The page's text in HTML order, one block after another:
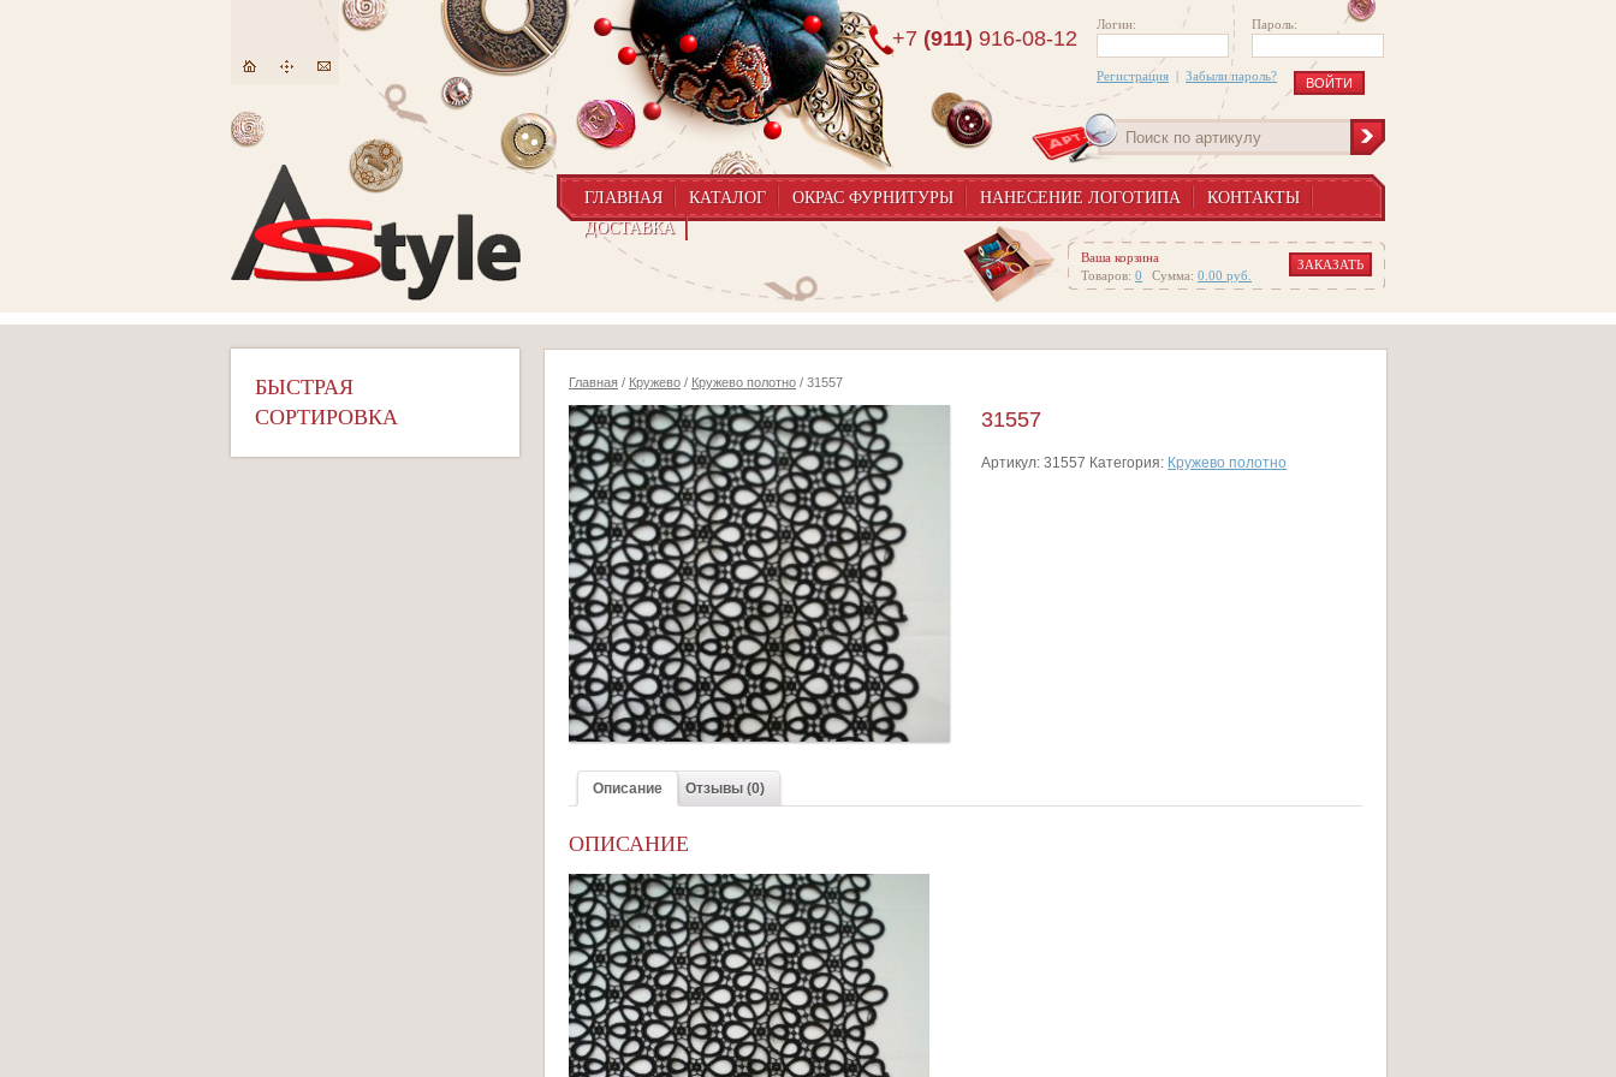
Логин: Пароль:
Регистрация | Забыли пароль?
+7 (911) 916-08-12
ГЛАВНАЯ КАТАЛОГ ОКРАС ФУРНИТУРЫ НАНЕСЕНИЕ ЛОГОТИПА
КОНТАКТЫ
ДОСТАВКА
Ваша корзина
Товаров: 0 Сумма: 0.00 руб.
ЗАКАЗАТЬ
БЫСТРАЯ
СОРТИРОВКА
Главная / Кружево / Кружево полотно / 31557
31557
Артикул:31557 Категория: Кружево полотно
Описание Отзывы (0)
ОПИСАНИЕ